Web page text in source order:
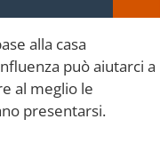
alla casa
può aiutarci a
al meglio le
presentarsi.